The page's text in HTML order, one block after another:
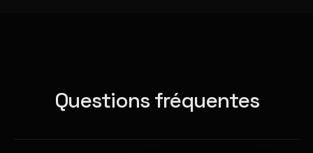
Questions fréquentes